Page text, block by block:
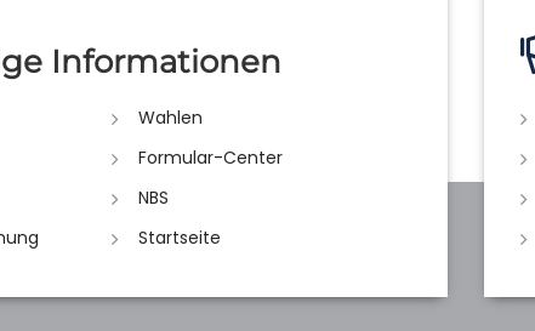
Informationen
Wahlen
Formular-Center
NBS
Startseite